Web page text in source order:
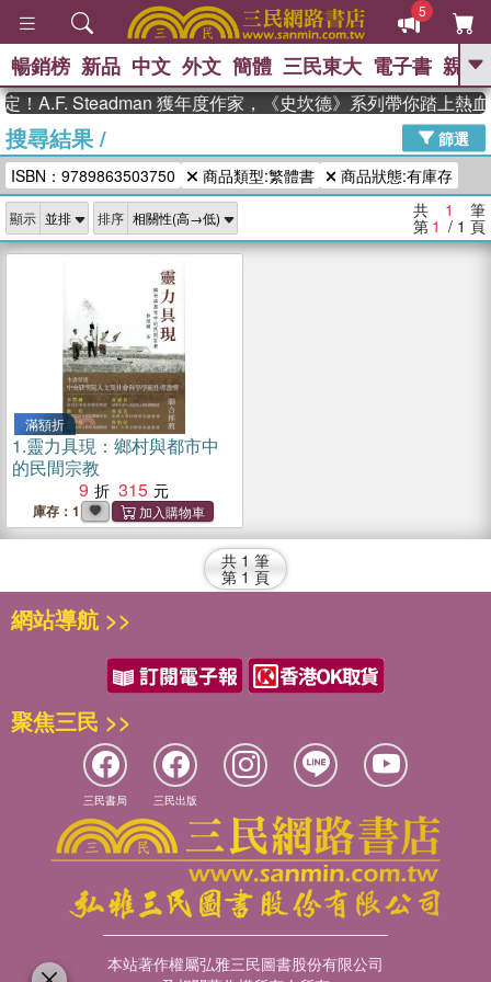
5
GO
高希均教授回憶錄
、 The Odyssey 、 父親節 、 花開錦
繡 、 暑期推薦 、 方念華 、 台灣的
李登輝時代 、 數學女孩：黎曼猜想
、
如果歷史是一
群喵 、 臺灣漫遊錄
暢銷榜 新品 中文 外文 簡體 三民東大 電子書 親子
！A.F. Steadman 獲年度作家，《史坎德》系列帶你踏上熱血
搜尋結果/
篩選
ISBN：9789863503750
商品類型:繁體書 商品狀態:有庫存
顯示 排序 共 1 筆
第 1 / 1 頁
滿額折
1.靈力具現：鄉村與都市中
的民間宗教
9
315
庫存：1
共 1 筆
第 1 頁
網站導航 >>
聚焦三民 >>
三民書局 三民出版
本站著作權屬弘雅三民圖書股份有限公司